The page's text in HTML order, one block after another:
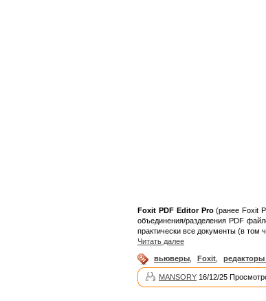
Foxit PDF Editor Pro(ранее Foxit
объединения/разделения PDF
практически все документы (в том
Читать далее
вьюверы Foxit редакторы
MANSORY 16/12/25